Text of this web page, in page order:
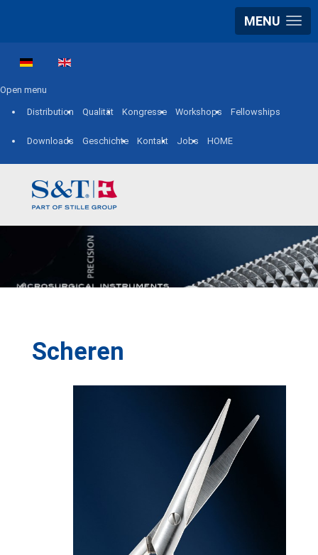
MENU
Open menu
Distribution Qualität Kongresse Workshops Fellowships
Downloads Geschichte Kontakt Jobs HOME
Scheren